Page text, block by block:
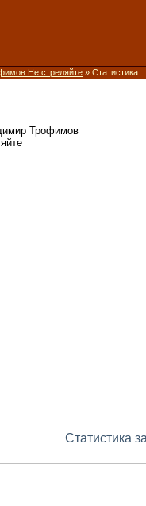
Не стреляйте » Статистика
Трофимов
Статистика